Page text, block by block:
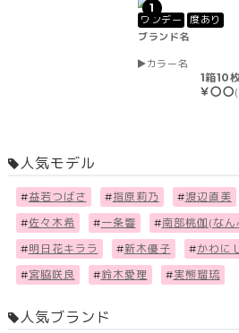
1
ワンデー
度あり
ブランド名
カラー名
1箱10
￥〇〇
人気モデル
#益若つばさ #指原莉乃 #渡辺直美
#佐々木希 #一条響 #南部桃伽(なん
#明日花キララ #新木優子 #かわに
#宮脇咲良 #鈴木愛理 #実熊瑠琉
人気ブランド